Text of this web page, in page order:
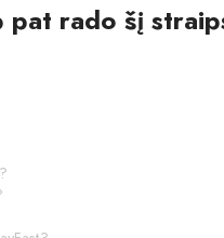
pat rado šį